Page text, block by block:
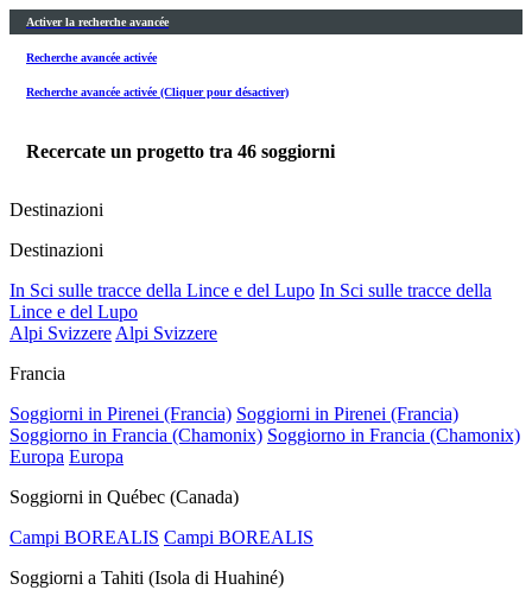
Activer la recherche avancée
Recherche avancée activée
Recherche avancée activée (Cliquer pour désactiver)
Recercate un progetto tra 46 soggiorni
Destinazioni
Destinazioni
In Sci sulle tracce della Lince e del Lupo In Sci sulle tracce della
Lince e del Lupo
Alpi SvizzereAlpi Svizzere
Francia
Soggiorni in Pirenei (Francia) Soggiorni in Pirenei (Francia)
Soggiorno in Francia (Chamonix) Soggiorno in Francia (Chamonix)
Europa Europa
Soggiorni in Québec (Canada)
Campi BOREALIS Campi BOREALIS
Soggiorni a Tahiti (Isola di Huahiné)